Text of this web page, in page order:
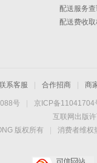
配送服务查
配送费收
系客服 合作招商 商
号 京ICP备11041704
互联网出版
版权所有 消费者维权